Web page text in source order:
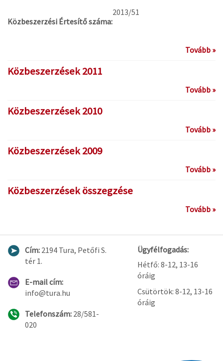
Közbeszerzési Értesítő száma:
2013/51
Tovább »
Közbeszerzések 2011
Tovább »
Közbeszerzések 2010
Tovább »
Közbeszerzések 2009
Tovább »
Közbeszerzések összegzése
Tovább »
Cím: 2194 Tura, Petőfi S.
tér 1.
E-mail cím:
info@tura.hu
Telefonszám: 28/581-
020
Ügyfélfogadás:
Hétfő: 8-12, 13-16
óráig
Csütörtök: 8-12, 13-16
óráig